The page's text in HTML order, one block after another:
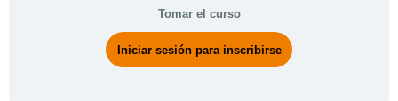
Tomar el curso
Iniciar sesión para inscribirse